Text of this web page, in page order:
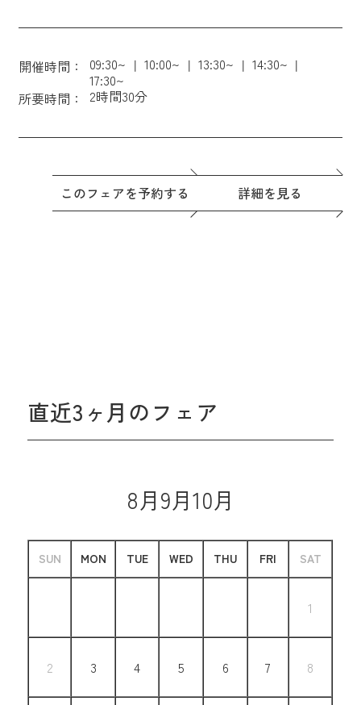
開催時間： 09:30~ 10:00~ 13:30~
14:30~
17:30~
所要時間：
2時間30分
このフェアを予約する 詳細を見る
直近3ヶ月のフェア
8月9月10月
SUN MON TUE WED THU FRI SAT
1
2 3 4 5 6 7 8